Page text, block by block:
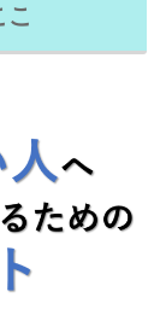
こ